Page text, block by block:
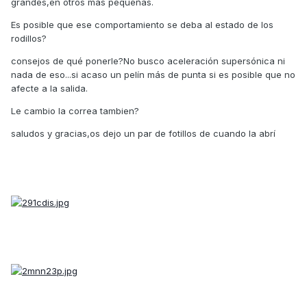
grandes,en otros más pequeñas.
Es posible que ese comportamiento se deba al estado de los
rodillos?
consejos de qué ponerle?No busco aceleración supersónica ni
nada de eso...si acaso un pelín más de punta si es posible que no
afecte a la salida.
Le cambio la correa tambien?
saludos y gracias,os dejo un par de fotillos de cuando la abrí